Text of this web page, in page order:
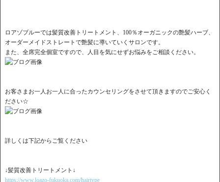
ロアゾブルーでは髪質改善トリートメント、100％オーガニックの艶髪ハーブ、
オーダーメイドストレートで艶髪に導いていくサロンです。
また、全席完全個室ですので、人目を気にせずお悩みをご相談ください。
お客さまお一人お一人に合ったカウンセリングをさせて頂きますのでご安心く
ださい☆
詳しくは下記からご覧ください
↓髪質改善トリートメント↓
https://www.loazo-fukuoka.com/hairtype